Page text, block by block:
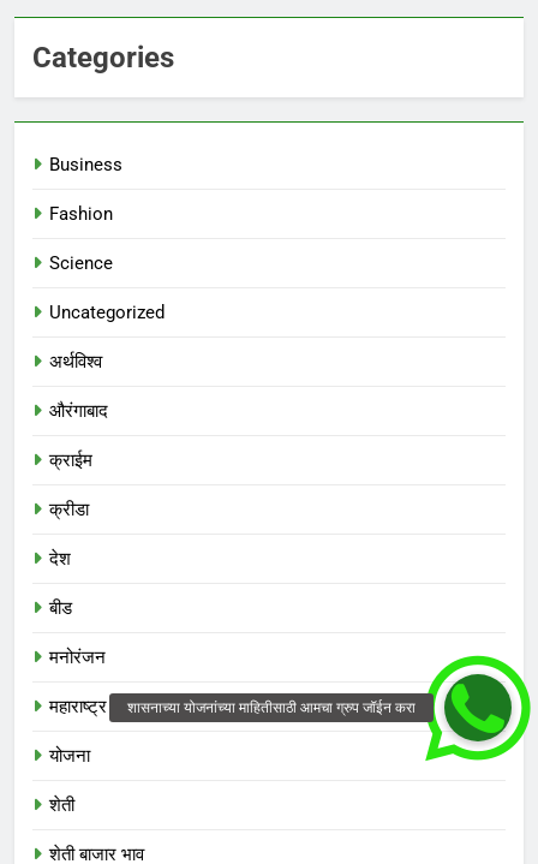
Categories
Business
Fashion
Science
Uncategorized
अर्थविश्व
औरंगाबाद
क्राईम
क्रीडा
देश
बीड
मनोरंजन
महाराष्ट्र
योजना
शेती
शेती बाजार भाव